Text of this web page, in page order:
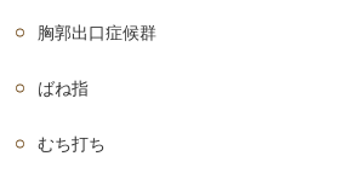
胸郭出口症候群
ばね指
むち打ち